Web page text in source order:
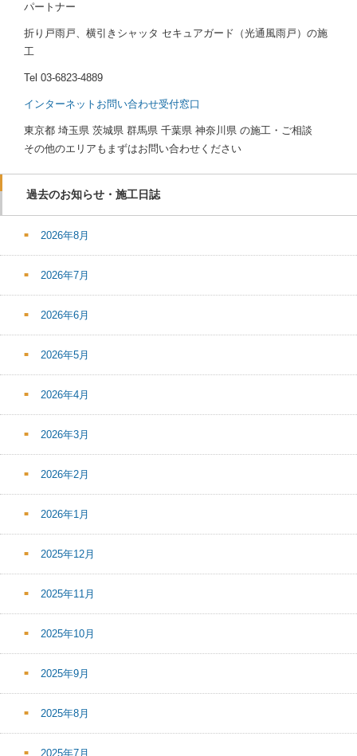
パートナー
折り戸雨戸、横引きシャッタ セキュアガード（光通風雨戸）の施
工
Tel 03-6823-4889
インターネットお問い合わせ受付窓口
東京都 埼玉県 茨城県 群馬県 千葉県 神奈川県 の施工・ご相談
その他のエリアもまずはお問い合わせください
過去のお知らせ・施工日誌
2026年8月
2026年7月
2026年6月
2026年5月
2026年4月
2026年3月
2026年2月
2026年1月
2025年12月
2025年11月
2025年10月
2025年9月
2025年8月
2025年7月